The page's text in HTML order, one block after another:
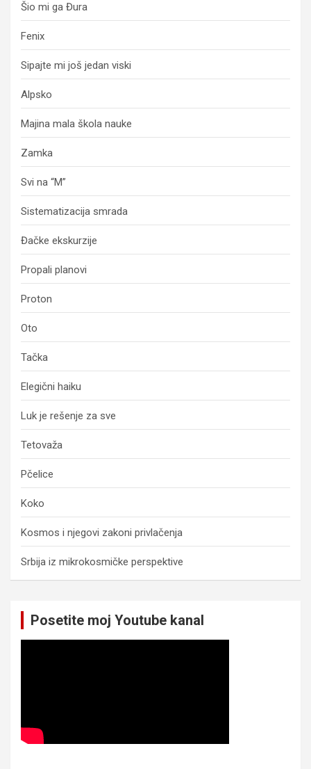
Šio mi ga Đura
Fenix
Sipajte mi još jedan viski
Alpsko
Majina mala škola nauke
Zamka
Svi na “M”
Sistematizacija smrada
Đačke ekskurzije
Propali planovi
Proton
Oto
Tačka
Elegični haiku
Luk je rešenje za sve
Tetovaža
Pčelice
Koko
Kosmos i njegovi zakoni privlačenja
Srbija iz mikrokosmičke perspektive
Posetite moj Youtube kanal